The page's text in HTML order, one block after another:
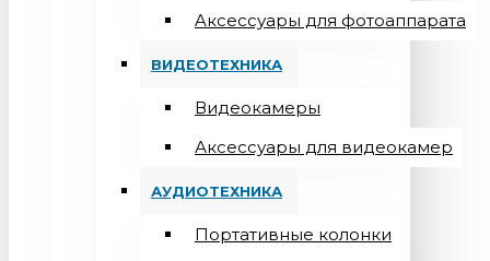
Aксессуары для фотоаппарата
ВИДЕОТЕХНИКА
Видеокамеры
Аксессуары для видеокамер
АУДИОТЕХНИКА
Портативные колонки